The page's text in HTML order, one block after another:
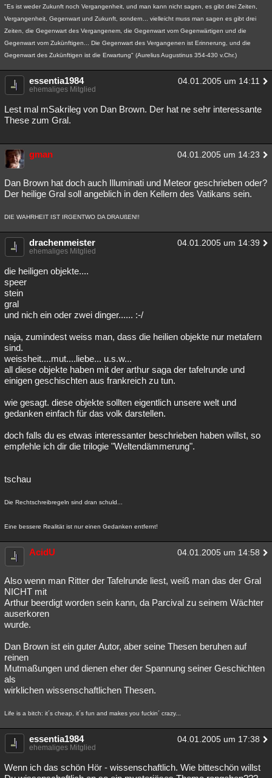
"Es ist weder Zukunft noch Vergangenheit, und man kann nicht sagen, es gibt drei Zeiten,
Vergangenheit, Gegenwart und Zukunft, sondern... vielleicht muss man sagen es gibt drei
Zeiten, die Gegenwart des Vergangenem, die Gegenwart vom Gegenwärtigen und die
Gegenwart vom Zukünftigen... Die Gegenwart des Vergangenen ist Erinnerung, und die
Gegenwart des Zukünftigen ist die Erwartung" (Aurelius Augustinus 354-430 v.Chr.)
essentia1984 04.01.2005 um 14:11
ehemaliges Mitglied
Lest mal mSakrileg von Dan Brown. Der hat ne sehr interessante
These zum Gral.
gman 04.01.2005 um 14:23
Dan Brown hat doch auch Illuminati und Meteor geschrieben oder?
Der heilige Gral soll angeblich in den Kellern des Vatikans sein.
DIE WAHRHEIT IST IRGENTWO DA DRAUßEN!!
drachenmeister 04.01.2005 um 14:39
ehemaliges Mitglied
die heiligen objekte....
speer
stein
gral
und nich ein oder zwei dinger...... :-/
naja, zumindest weiss man, dass die heilien objekte nur metafern
sind.
weissheit....mut....liebe... u.s.w...
all diese objekte haben mit der arthur saga der tafelrunde und
einigen geschischten aus frankreich zu tun.
wie gesagt. diese objekte sollten eigentlich unsere welt und
gedanken einfach für das volk darstellen.
doch falls du es etwas interessanter beschrieben haben willst, so
empfehle ich dir die trilogie "Weltendämmerung".
tschau
Die Rechtschreibregeln sind dran schuld...
Eine bessere Realität ist nur einen Gedanken entfernt!
AcidU 04.01.2005 um 14:58
Also wenn man Ritter der Tafelrunde liest, weiß man das der Gral
NICHT mit
Arthur beerdigt worden sein kann, da Parcival zu seinem Wächter
auserkoren
wurde.
Dan Brown ist ein guter Autor, aber seine Thesen beruhen auf
reinen
Mutmaßungen und dienen eher der Spannung seiner Geschichten
als
wirklichen wissenschaftlichen Thesen.
Life is a bitch: it´s cheap, it´s fun and makes you fuckin´ crazy...
essentia1984 04.01.2005 um 17:38
ehemaliges Mitglied
Wenn ich das schön Hör - wissenschaftlich. Wie bitteschön willst